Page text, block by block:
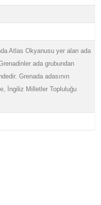
Atlas Okyanusu yer alan ada
ada grubundan
Grenada adasının
İngiliz Milletler Topluluğu